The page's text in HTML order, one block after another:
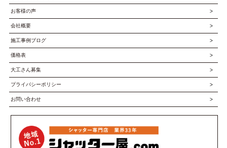
お客様の声
会社概要
施工事例ブログ
価格表
大工さん募集
プライバシーポリシー
お問い合わせ